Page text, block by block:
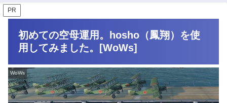
PR
初めての空母運用。hosho（鳳翔）を使
用してみました。[WoWs]
WoWs